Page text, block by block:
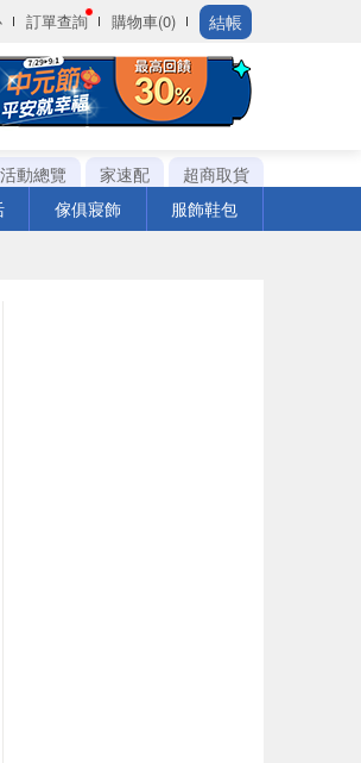
訂單查詢 購物車(0) 結帳
活動總覽 家速配
超商取貨
傢俱寢飾 服飾鞋包